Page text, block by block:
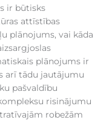
ir būtisks
attīstības
plānojums, vai kāda
plānojums ir
arī tādu jautājumu
pašvaldību
risinājumu
robežām